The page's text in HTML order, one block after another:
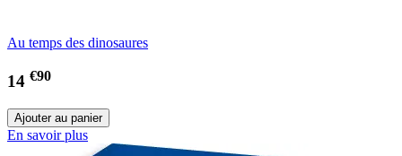
Au temps des dinosaures
14 €90
En savoir plus